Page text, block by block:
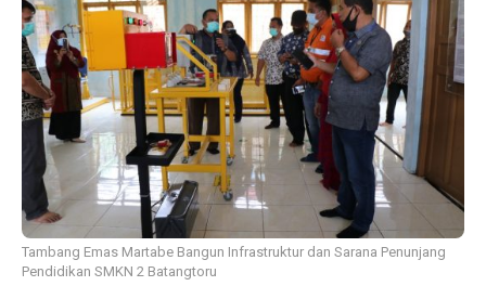
Tambang Emas Martabe Bangun Infrastruktur dan Sarana Penunjang
Pendidikan SMKN 2 Batangtoru